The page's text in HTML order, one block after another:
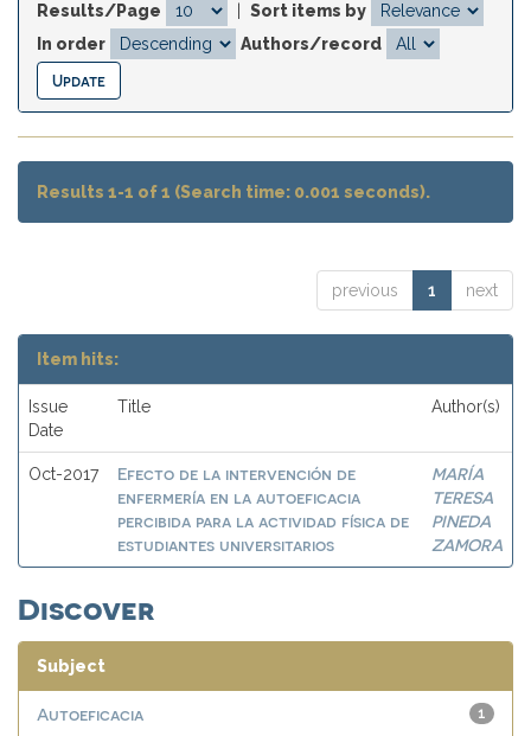
Results/Page
Sort items by
In order
Authors/record
Results 1-1 of 1 (Search time: 0.001 seconds).
previous 1 next
Item hits:
Issue
Date
Title Author(s)
Oct-2017
Efecto de la intervención de
enfermería en la autoeficacia
percibida para la actividad física de
estudiantes universitarios
MARÍA
TERESA
PINEDA
ZAMORA
Discover
Subject
1
Autoeficacia